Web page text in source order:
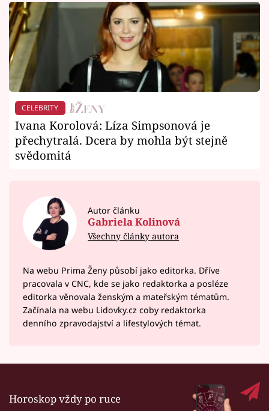
CELEBRITY
Ivana Korolová: Líza Simpsonová je
přechytralá. Dcera by mohla být stejně
svědomitá
Autor článku
Gabriela Kolinová
Všechny články autora
Na webu Prima Ženy působí jako editorka. Dříve
pracovala v CNC, kde se jako redaktorka a posléze
editorka věnovala ženským a mateřským tématům.
Začínala na webu Lidovky.cz coby redaktorka
denního zpravodajství a lifestylových témat.
Horoskop vždy po ruce